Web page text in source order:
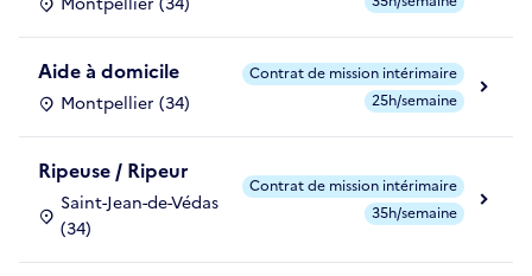
Aide à domicile
Montpellier (34)
Contrat de mission intérimaire
25h/semaine
Ripeuse / Ripeur
Saint-Jean-de-Védas
(34)
Contrat de mission intérimaire
35h/semaine